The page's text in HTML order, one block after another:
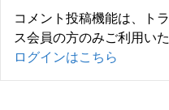
コメント投稿機能は、ト
ス会員の方のみご利用いた
ログインはこちら